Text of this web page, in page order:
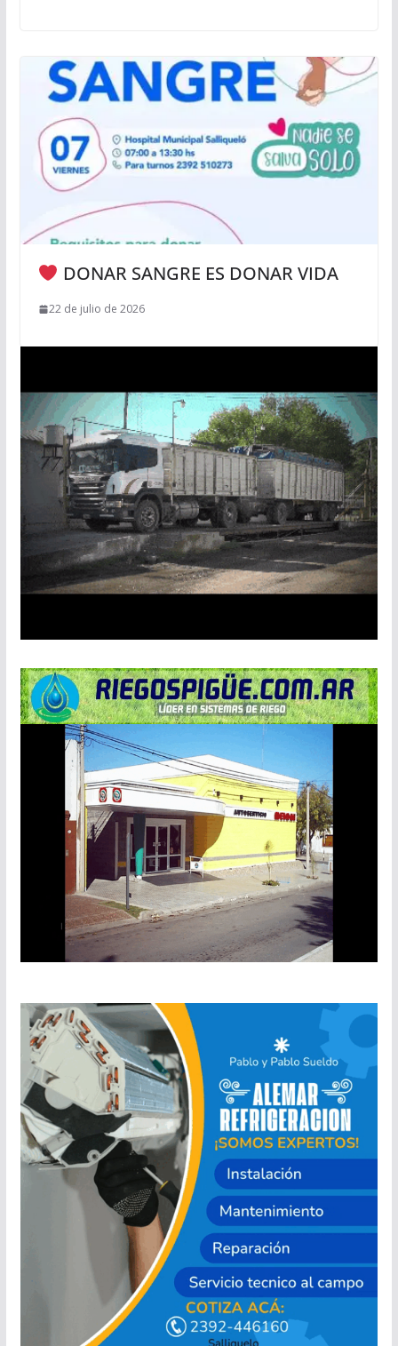
DONAR SANGRE ES DONAR VIDA
22 de julio de 2026